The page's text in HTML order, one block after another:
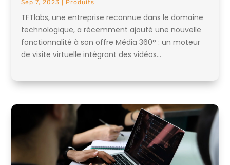
Sep 7, 2023 Produits
TFTlabs, une entreprise reconnue dans le domaine
technologique, a récemment ajouté une nouvelle
fonctionnalité à son offre Média 360° : un moteur
de visite virtuelle intégrant des vidéos...